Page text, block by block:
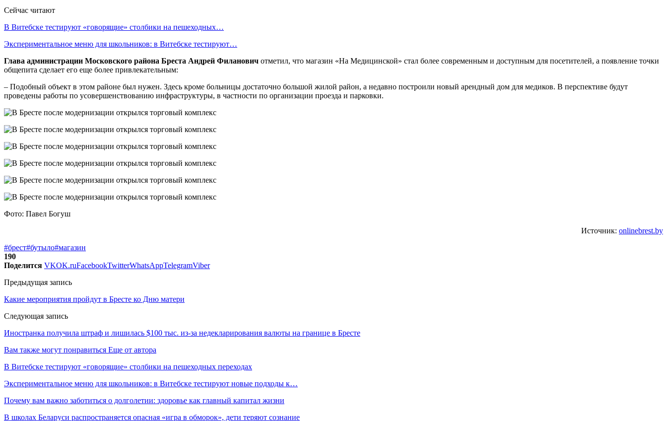
Сейчас читают
В Витебске тестируют «говорящие» столбики на пешеходных…
Экспериментальное меню для школьников: в Витебске тестируют…
Глава администрации Московского района Бреста Андрей Филанович отметил, что магазин «На Медицинской» стал более современным и доступным для посетителей, а появление точки
общепита сделает его еще более привлекательным:
– Подобный объект в этом районе был нужен. Здесь кроме больницы достаточно большой жилой район, а недавно построили новый арендный дом для медиков. В перспективе будут
проведены работы по усовершенствованию инфраструктуры, в частности по организации проезда и парковки.
Фото: Павел Богуш
Источник: onlinebrest.by
#брест#бутыло#магазин
190
Поделится VKOK.ruFacebookTwitterWhatsAppTelegramViber
Предыдущая запись
Какие мероприятия пройдут в Бресте ко Дню матери
Следующая запись
Иностранка получила штраф и лишилась $100 тыс. из-за недекларирования валюты на границе в Бресте
Вам также могут понравиться Еще от автора
В Витебске тестируют «говорящие» столбики на пешеходных переходах
Экспериментальное меню для школьников: в Витебске тестируют новые подходы к…
Почему вам важно заботиться о долголетии: здоровье как главный капитал жизни
В школах Беларуси распространяется опасная «игра в обморок», дети теряют сознание